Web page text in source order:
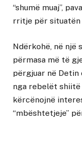
“shumë muaj”,
rritje për situatën
Ndërkohë, në
përmasa më të
përgjuar në Detin
nga rebelët
kërcënojnë
“mbështetjeje”